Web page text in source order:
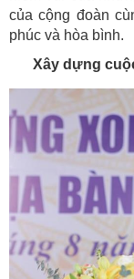
của cộng đoàn
phúc và hòa bình.
Xây dựng